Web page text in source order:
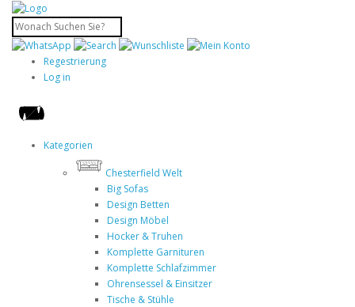
Regestrierung
Log in
Kategorien
Chesterfield Welt
Big Sofas
Design Betten
Design Möbel
Hocker & Truhen
Komplette Garnituren
Komplette Schlafzimmer
Ohrensessel & Einsitzer
Tische & Stühle